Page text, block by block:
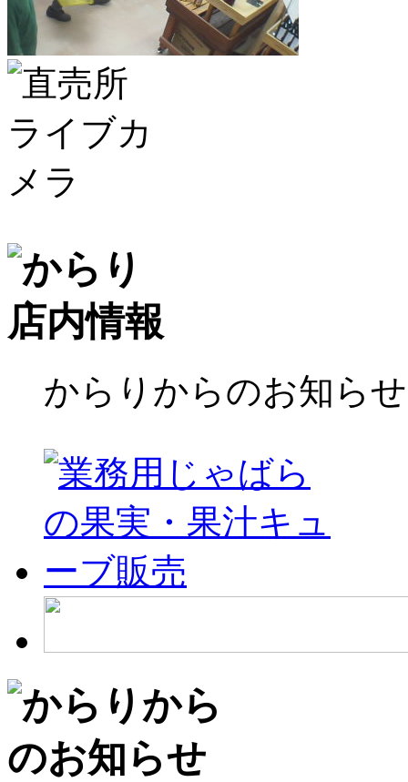
からりからのお知ら